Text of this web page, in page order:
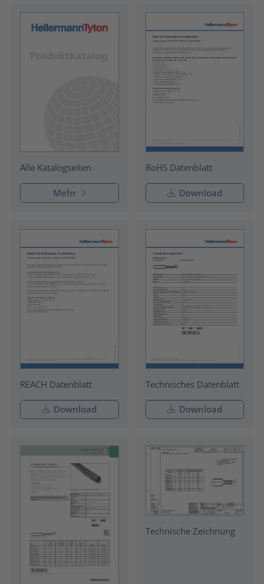
Alle Katalogseiten
Mehr
RoHS Datenblatt
Download
REACH Datenblatt
Download
Technisches Datenblatt
Download
Technische Zeichnung